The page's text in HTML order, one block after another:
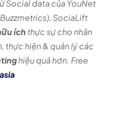
Social data của YouNet
SociaLift
ích thực sự cho nhãn
thực hiện & quản lý các
hiệu quả hơn. Free